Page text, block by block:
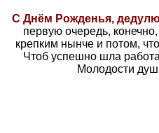
С Днём Рожденья,
первую очередь,
крепким нынче и потом,
Чтоб успешно шла
Молодости